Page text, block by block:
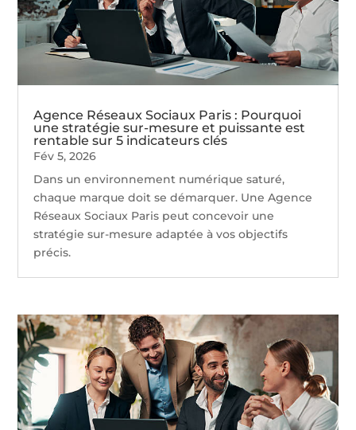
Agence Réseaux Sociaux Paris : Pourquoi
une stratégie sur-mesure et puissante est
rentable sur 5 indicateurs clés
Fév 5, 2026
Dans un environnement numérique saturé,
chaque marque doit se démarquer. Une Agence
Réseaux Sociaux Paris peut concevoir une
stratégie sur-mesure adaptée à vos objectifs
précis.